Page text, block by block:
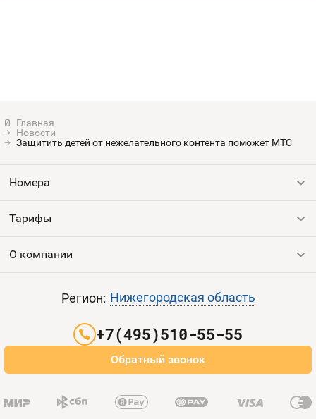
Новости
Защитить детей от нежелательного контента поможет МТС
Номера
Все номера
Тарифы
Выгодные тарифы
О компании
Оплата и доставка
Регион: Нижегородская область
+7(495)510-55-55
Обратный звонок